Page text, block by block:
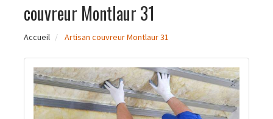
couvreur Montlaur 31
Accueil Artisan couvreur Montlaur 31